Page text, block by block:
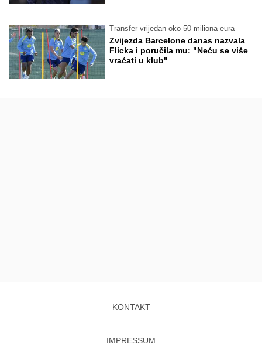
Transfer vrijedan oko 50 miliona eura
Zvijezda Barcelone danas nazvala
Flicka i poručila mu: "Neću se više
vraćati u klub"
KONTAKT
IMPRESSUM